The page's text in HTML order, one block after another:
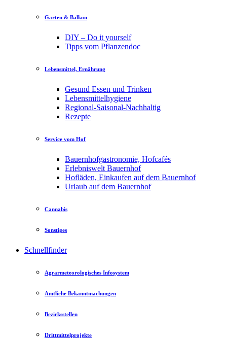
Garten & Balkon
DIY – Do it yourself
Tipps vom Pflanzendoc
Lebensmittel, Ernährung
Gesund Essen und Trinken
Lebensmittelhygiene
Regional-Saisonal-Nachhaltig
Rezepte
Service vom Hof
Bauernhofgastronomie, Hofcafés
Erlebniswelt Bauernhof
Hofläden, Einkaufen auf dem Bauernhof
Urlaub auf dem Bauernhof
Cannabis
Sonstiges
Schnellfinder
Agrarmeteorologisches Infosystem
Amtliche Bekanntmachungen
Bezirksstellen
Drittmittelprojekte